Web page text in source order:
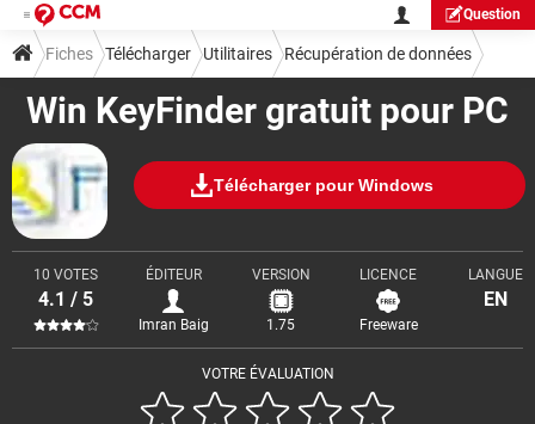
Question
Win KeyFinder gratuit pour PC
Télécharger pour Windows
VOTRE ÉVALUATION
10 VOTES
4.1 / 5
ÉDITEUR
Imran Baig
VERSION
1.75
LICENCE
Freeware
LANGUE
EN
Fiches Télécharger Utilitaires Récupération de données